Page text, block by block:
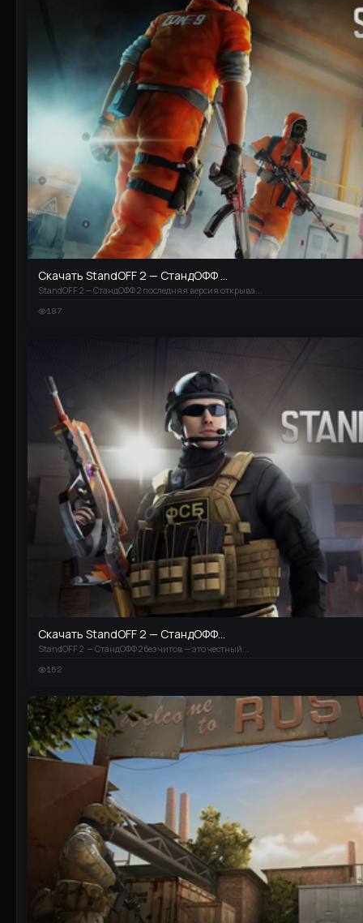
Скачать StandOFF 2 — СтандОФФ ...
StandOFF 2 — СтандОФФ 2 последняя версия открыва...
187
Скачать StandOFF 2 — СтандОФФ...
StandOFF 2 — СтандОФФ 2 без читов — это честный...
152